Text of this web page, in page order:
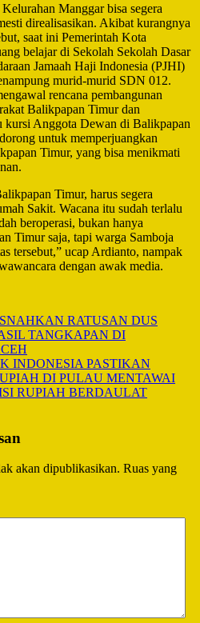
Manggar bisa segera
direalisasikan. Akibat kurangnya
saat ini Pemerintah Kota
belajar di Sekolah Sekolah Dasar
Jamaah Haji Indonesia (PJHI)
murid-murid SDN 012.
rencana pembangunan
Balikpapan Timur dan
kursi Anggota Dewan di Balikpapan
untuk memperjuangkan
Timur, yang bisa menikmati
Timur, harus segera
Sakit. Wacana itu sudah terlalu
beroperasi, bukan hanya
Timur saja, tapi warga Samboja
tersebut,” ucap Ardianto, nampak
dengan awak media.
RATUSAN DUS
TANGKAPAN DI
INDONESIA PASTIKAN
DI PULAU MENTAWAI
RUPIAH BERDAULAT
akan dipublikasikan. Ruas yang